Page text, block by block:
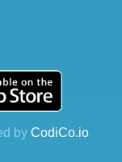
by CodiCo.io